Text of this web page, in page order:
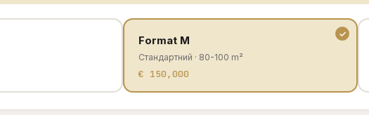
Format M
Стандартний · 80-100 m²
€ 150,000